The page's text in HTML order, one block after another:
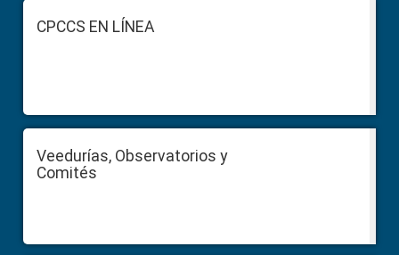
FooterCPCCS EN LÍNEA
Veedurías, Observatorios y
Comités